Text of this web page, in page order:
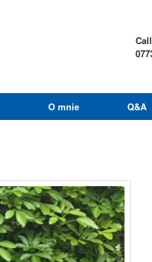
O mnie Q&A